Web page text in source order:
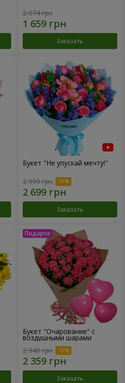
2 074 грн
Заказать
Букет "Не упускай мечту!"
2 999 грн
Заказать
Букет "Очарование" с
воздушными шарами
2 949 грн
Заказать